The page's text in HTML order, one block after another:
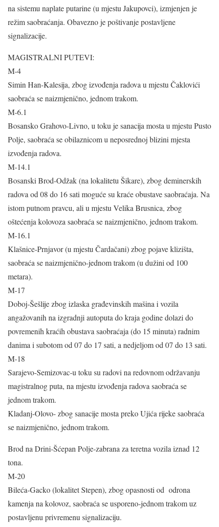
na sistemu naplate putarine (u mjestu Jakupovci), izmjenjen je
režim saobraćanja. Obavezno je poštivanje postavljene
signalizacije.
MAGISTRALNI PUTEVI:
M-4
Simin Han-Kalesija, zbog izvođenja radova u mjestu Čaklovići
saobraća se naizmjenično, jednom trakom.
M-6.1
Bosansko Grahovo-Livno, u toku je sanacija mosta u mjestu Pusto
Polje, saobraća se obilaznicom u neposrednoj blizini mjesta
izvođenja radova.
M-14.1
Bosanski Brod-Odžak (na lokalitetu Šikare), zbog deminerskih
radova od 08 do 16 sati moguće su kraće obustave saobraćaja. Na
istom putnom pravcu, ali u mjestu Velika Brusnica, zbog
oštećenja kolovoza saobraća se naizmjenično, jednom trakom.
M-16.1
Klašnice-Prnjavor (u mjestu Čardačani) zbog pojave klizišta,
saobraća se naizmjenično-jednom trakom (u dužini od 100
metara).
M-17
Doboj-Šešlije zbog izlaska građevinskih mašina i vozila
angažovanih na izgradnji autoputa do kraja godine dolazi do
povremenih kraćih obustava saobraćaja (do 15 minuta) radnim
danima i subotom od 07 do 17 sati, a nedjeljom od 07 do 13 sati.
M-18
Sarajevo-Semizovac-u toku su radovi na redovnom održavanju
magistralnog puta, na mjestu izvođenja radova saobraća se
jednom trakom.
Kladanj-Olovo- zbog sanacije mosta preko Ujića rijeke saobraća
se naizmjenično, jednom trakom.
Brod na Drini-Šćepan Polje-zabrana za teretna vozila iznad 12
tona.
M-20
Bileća-Gacko (lokalitet Stepen), zbog opasnosti od odrona
kamenja na kolovoz, saobraća se usporeno-jednom trakom uz
postavljenu privremenu signalizaciju.